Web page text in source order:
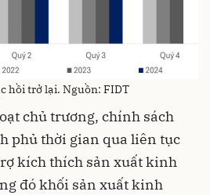
hồi trở lại. Nguồn: FIDT
chủ trương, chính sách
phủ thời gian qua liên tục
kích thích sản xuất kinh
đó khối sản xuất kinh